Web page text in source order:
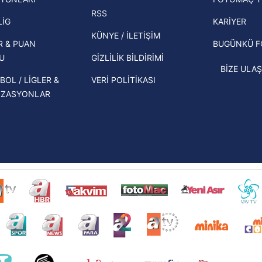
Beşiktaş'ın UEFA Avrupa Ligi'nde 3. Ön
Eleme Turu muhtemel rakipleri belli
& PUAN
/ LİGLER &
RSS
KÜNYE / İLETİŞİM
GİZLİLİK BİLDİRİMİ
VERİ POLİTİKASI
KARİYER
BUGÜNKÜ
BİZE